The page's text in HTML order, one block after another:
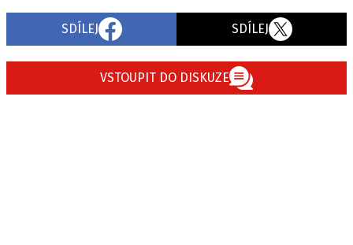
SDÍLEJ SDÍLEJ
VSTOUPIT DO DISKUZE